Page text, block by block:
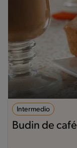
Intermedio
Budin de café